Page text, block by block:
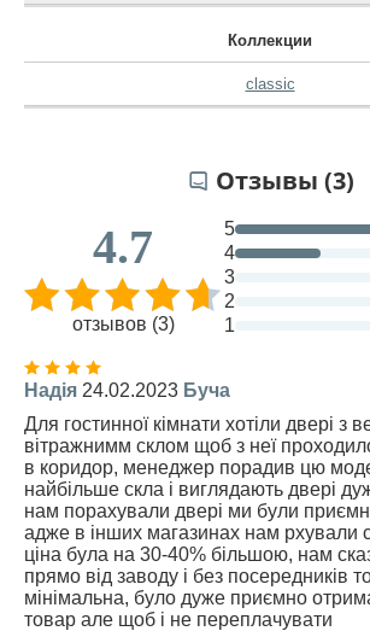
Коллекции
classic
Отзывы (3)
4.7
отзывов (3)
5
4
3
2
1
Надія 24.02.2023 Буча
Для гостинної кімнати хотіли двері з
вітражнимм склом щоб з неї
в коридор, менеджер порадив цю
найбільше скла і виглядають двері
нам порахували двері ми були
адже в інших магазинах нам рхували
ціна була на 30-40% більшою, нам
прямо від заводу і без посередників
мінімальна, було дуже приємно
товар але щоб і не переплачувати